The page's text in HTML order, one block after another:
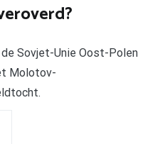
Sovjet-Unie Oost-Polen
Molotov-